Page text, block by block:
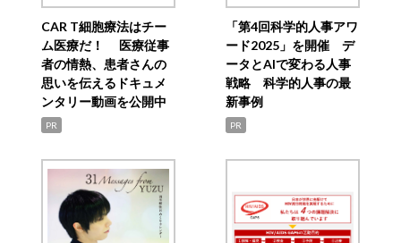
CAR T細胞療法はチー
ム医療だ！ 医療従事
者の情熱、患者さんの
思いを伝えるドキュメ
ンタリー動画を公開中
PR
「第4回科学的人事アワ
ード2025」を開催 デ
ータとAIで変わる人事
戦略 科学的人事の最
新事例
PR